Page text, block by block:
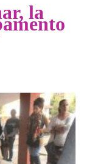
la